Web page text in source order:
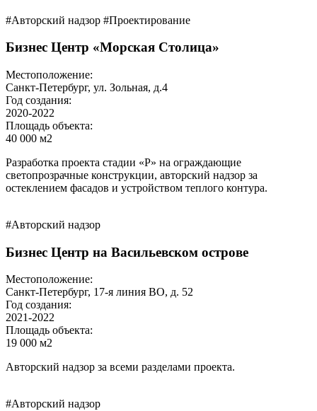
#Авторский надзор #Проектирование
Бизнес Центр «Морская Столица»
Местоположение:
Санкт-Петербург, ул. Зольная, д.4
Год создания:
2020-2022
Площадь объекта:
40 000 м2
Разработка проекта стадии «Р» на ограждающие
светопрозрачные конструкции, авторский надзор за
остеклением фасадов и устройством теплого контура.
#Авторский надзор
Бизнес Центр на Васильевском острове
Местоположение:
Санкт-Петербург, 17-я линия ВО, д. 52
Год создания:
2021-2022
Площадь объекта:
19 000 м2
Авторский надзор за всеми разделами проекта.
#Авторский надзор